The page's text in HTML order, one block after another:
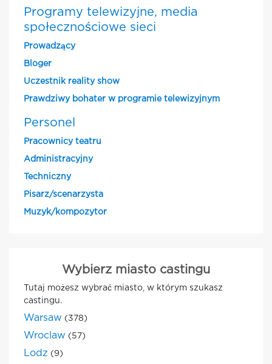
Programy telewizyjne, media
społecznościowe sieci
Prowadzący
Bloger
Uczestnik reality show
Prawdziwy bohater w programie telewizyjnym
Personel
Pracownicy teatru
Administracyjny
Techniczny
Pisarz/scenarzysta
Muzyk/kompozytor
Wybierz miasto castingu
Tutaj możesz wybrać miasto, w którym szukasz
castingu.
Warsaw (378)
Wroclaw (57)
Lodz (9)